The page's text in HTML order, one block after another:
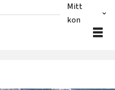
Mitt
konto